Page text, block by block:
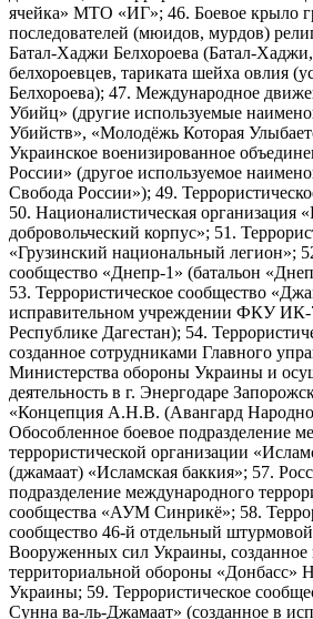
ячейка» МТО «ИГ»; 46. Боевое крыло
последователей (мюидов, мурдов)
Батал-Хаджи Белхороева (Батал-
белхороевцев, тариката шейха овлия
Белхороева); 47. Международное
Убийц» (другие используемые
Убийств», «Молодёжь Которая
Украинское военизированное
России» (другое используемое
Свобода России»); 49.
50. Националистическая организация
добровольческий корпус»; 51.
«Грузинский национальный легион»;
сообщество «Днепр-1» (батальон
53. Террористическое сообщество
исправительном учреждении ФКУ
Республике Дагестан); 54.
созданное сотрудниками Главного
Министерства обороны Украины и
деятельность в г. Энергодаре
«Концепция А.Н.В. (Авангард
Обособленное боевое подразделение
террористической организации
(джамаат) «Исламская баккия»; 57.
подразделение международного
сообщества «АУМ Синрикё»; 58.
сообщество 46-й отдельный
Вооруженных сил Украины, созданное
территориальной обороны «Донбасс»
Украины; 59. Террористическое
Сунна ва-ль-Джамаат» (созданное в